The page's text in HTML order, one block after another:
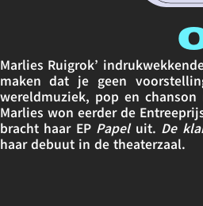
Marlies Ruigrok’
maken dat je geen
wereldmuziek, pop en
Marlies won eerder de
bracht haar EP Papel uit. De
haar debuut in de theaterzaal.